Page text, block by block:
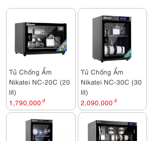
Tủ Chống Ẩm
Nikatei NC-20C (20
lít)
1,790,000 đ
Tủ Chống Ẩm
Nikatei NC-30C (30
lít)
2,090,000 đ